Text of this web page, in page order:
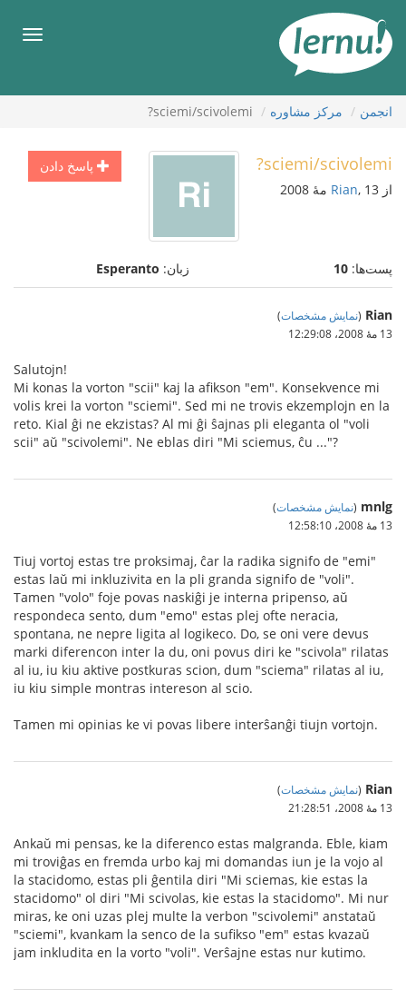
محتوا
انجمن مركز مشاوره sciemi/scivolemi?
پاسخ دادن sciemi/scivolemi?
از Rian, 13 مهٔ 2008
پست‌ها: 10 زبان: Esperanto
Rian
(نمایش مشخصات)
13 مهٔ 2008،‏ 12:29:08
Salutojn!
Mi konas la vorton "scii" kaj la afikson "em". Konsekvence mi
volis krei la vorton "sciemi". Sed mi ne trovis ekzemplojn en la
reto. Kial ĝi ne ekzistas? Al mi ĝi ŝajnas pli eleganta ol "voli
scii" aŭ "scivolemi". Ne eblas diri "Mi sciemus, ĉu ..."?
mnlg
(نمایش مشخصات)
13 مهٔ 2008،‏ 12:58:10
Tiuj vortoj estas tre proksimaj, ĉar la radika signifo de "emi"
estas laŭ mi inkluzivita en la pli granda signifo de "voli".
Tamen "volo" foje povas naskiĝi je interna pripenso, aŭ
respondeca sento, dum "emo" estas plej ofte neracia,
spontana, ne nepre ligita al logikeco. Do, se oni vere devus
marki diferencon inter la du, oni povus diri ke "scivola" rilatas
al iu, iu kiu aktive postkuras scion, dum "sciema" rilatas al iu,
iu kiu simple montras intereson al scio.
Tamen mi opinias ke vi povas libere interŝanĝi tiujn vortojn.
Rian
(نمایش مشخصات)
13 مهٔ 2008،‏ 21:28:51
Ankaŭ mi pensas, ke la diferenco estas malgranda. Eble, kiam
mi troviĝas en fremda urbo kaj mi domandas iun je la vojo al
la stacidomo, estas pli ĝentila diri "Mi sciemas, kie estas la
stacidomo" ol diri "Mi scivolas, kie estas la stacidomo". Mi nur
miras, ke oni uzas plej multe la verbon "scivolemi" anstataŭ
"sciemi", kvankam la senco de la sufikso "em" estas kvazaŭ
jam inkludita en la vorto "voli". Verŝajne estas nur kutimo.